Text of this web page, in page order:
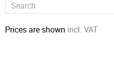
Prices are shown incl. VAT